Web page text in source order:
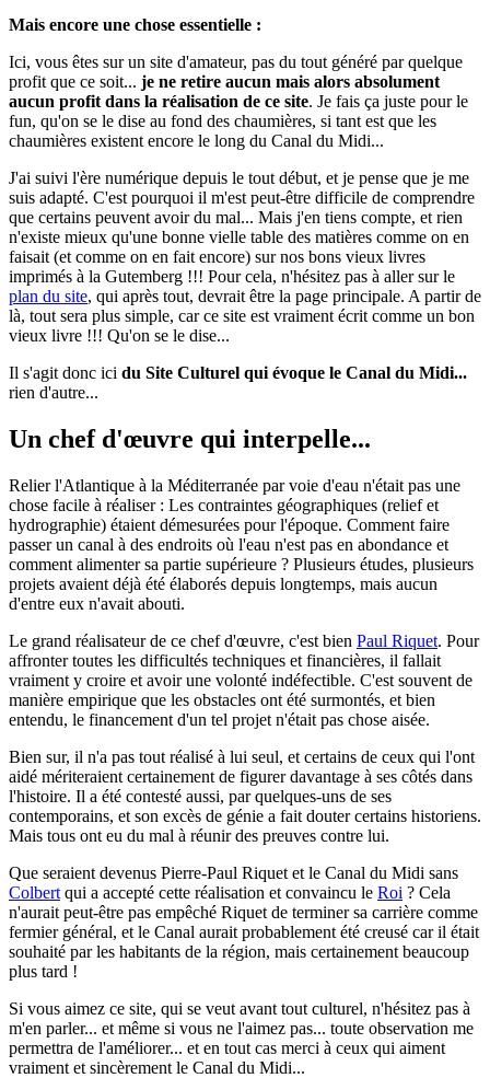
Mais encore une chose essentielle :
Ici, vous êtes sur un site d'amateur, pas du tout généré par quelque
profit que ce soit... je ne retire aucun mais alors absolument
aucun profit dans la réalisation de ce site. Je fais ça juste pour le
fun, qu'on se le dise au fond des chaumières, si tant est que les
chaumières existent encore le long du Canal du Midi...
J'ai suivi l'ère numérique depuis le tout début, et je pense que je me
suis adapté. C'est pourquoi il m'est peut-être difficile de comprendre
que certains peuvent avoir du mal... Mais j'en tiens compte, et rien
n'existe mieux qu'une bonne vielle table des matières comme on en
faisait (et comme on en fait encore) sur nos bons vieux livres
imprimés à la Gutemberg !!! Pour cela, n'hésitez pas à aller sur le
plan du site, qui après tout, devrait être la page principale. A partir de
là, tout sera plus simple, car ce site est vraiment écrit comme un bon
vieux livre !!! Qu'on se le dise...
Il s'agit donc ici du Site Culturel qui évoque le Canal du Midi...
rien d'autre...
Un chef d'œuvre qui interpelle...
Relier l'Atlantique à la Méditerranée par voie d'eau n'était pas une
chose facile à réaliser : Les contraintes géographiques (relief et
hydrographie) étaient démesurées pour l'époque. Comment faire
passer un canal à des endroits où l'eau n'est pas en abondance et
comment alimenter sa partie supérieure ? Plusieurs études, plusieurs
projets avaient déjà été élaborés depuis longtemps, mais aucun
d'entre eux n'avait abouti.
Le grand réalisateur de ce chef d'œuvre, c'est bien Paul Riquet. Pour
affronter toutes les difficultés techniques et financières, il fallait
vraiment y croire et avoir une volonté indéfectible. C'est souvent de
manière empirique que les obstacles ont été surmontés, et bien
entendu, le financement d'un tel projet n'était pas chose aisée.
Bien sur, il n'a pas tout réalisé à lui seul, et certains de ceux qui l'ont
aidé mériteraient certainement de figurer davantage à ses côtés dans
l'histoire. Il a été contesté aussi, par quelques-uns de ses
contemporains, et son excès de génie a fait douter certains historiens.
Mais tous ont eu du mal à réunir des preuves contre lui.
Que seraient devenus Pierre-Paul Riquet et le Canal du Midi sans
Colbert qui a accepté cette réalisation et convaincu le Roi ? Cela
n'aurait peut-être pas empêché Riquet de terminer sa carrière comme
fermier général, et le Canal aurait probablement été creusé car il était
souhaité par les habitants de la région, mais certainement beaucoup
plus tard !
Si vous aimez ce site, qui se veut avant tout culturel, n'hésitez pas à
m'en parler... et même si vous ne l'aimez pas... toute observation me
permettra de l'améliorer... et en tout cas merci à ceux qui aiment
vraiment et sincèrement le Canal du Midi...